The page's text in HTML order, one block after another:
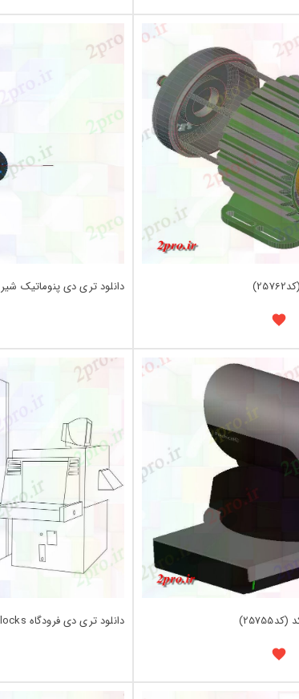
دانلود تری دی پنوماتیک شیر D نشیمن کد (کد25761)
دانلود تری دی فرودگاه Blocks دانلود کد (کد25742)